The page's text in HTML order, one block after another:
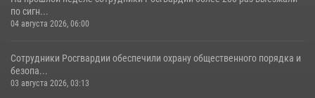
по сигн...
04 августа 2026, 06:00
Сотрудники Росгвардии обеспечили охрану общественного порядка и
безопа...
03 августа 2026, 03:13